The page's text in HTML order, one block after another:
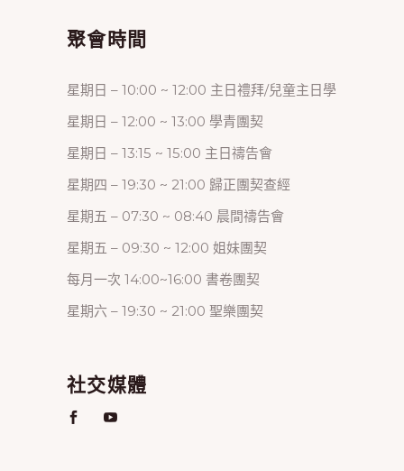
聚會時間
星期日 – 10:00 ~ 12:00 主日禮拜/兒童主日學
星期日 – 12:00 ~ 13:00 學青團契
星期日 – 13:15 ~ 15:00 主日禱告會
星期四 – 19:30 ~ 21:00 歸正團契查經
星期五 – 07:30 ~ 08:40 晨間禱告會
星期五 – 09:30 ~ 12:00 姐妹團契
每月一次 14:00~16:00 書卷團契
星期六 – 19:30 ~ 21:00 聖樂團契
社交媒體